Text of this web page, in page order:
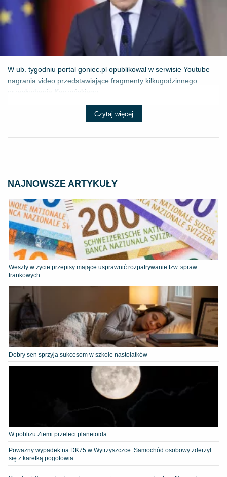
W ub. tygodniu portal goniec.pl opublikował w serwisie Youtube
nagrania video przedstawiające fragmenty kilkugodzinnego
przesłuchania Kaczyńskiego...
Czytaj więcej
NAJNOWSZE ARTYKUŁY
Weszły w życie przepisy mające usprawnić rozpatrywanie tzw. spraw
frankowych
Dobry sen sprzyja sukcesom w szkole nastolatków
W pobliżu Ziemi przeleci planetoida
Poważny wypadek na DK75 w Wytrzyszczce. Samochód osobowy zderzył
się z karetką pogotowia